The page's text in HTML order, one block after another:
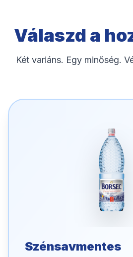
Válaszd a
Két variáns. Egy minőség.
Szénsavmentes